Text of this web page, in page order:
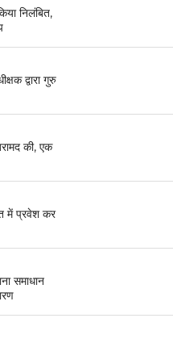
निलंबित,
द्वारा गुरु
की, एक
में प्रवेश कर
समाधान